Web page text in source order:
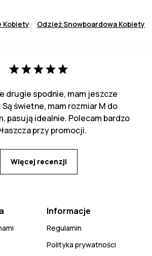
Kobiety Odzież Snowboardowa Kobiety
drugie spodnie, mam jeszcze
świetne, mam rozmiar M do
pasują idealnie. Polecam bardzo
przy promocji.
Więcej recenzji
Informacje
Regulamin
Polityka prywatności